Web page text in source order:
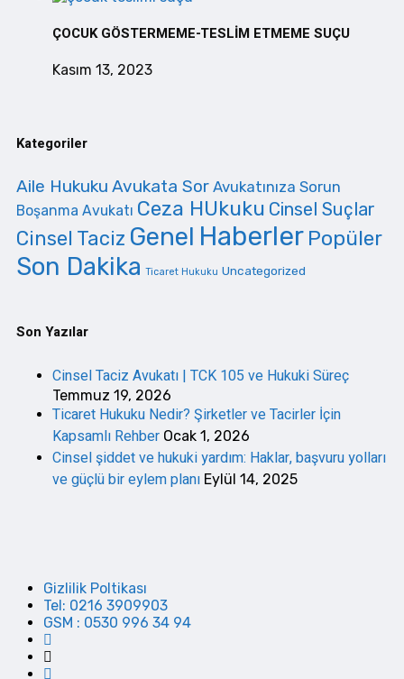
ÇOCUK GÖSTERMEME-TESLİM ETMEME SUÇU
Kasım 13, 2023
Kategoriler
Aile Hukuku Avukata Sor Avukatınıza Sorun
Boşanma Avukatı Ceza HUkuku Cinsel Suçlar
Cinsel Taciz Genel Haberler Popüler
Son Dakika Ticaret Hukuku Uncategorized
Son Yazılar
Cinsel Taciz Avukatı | TCK 105 ve Hukuki Süreç
Temmuz 19, 2026
Ticaret Hukuku Nedir? Şirketler ve Tacirler İçin
Kapsamlı Rehber Ocak 1, 2026
Cinsel şiddet ve hukuki yardım: Haklar, başvuru yolları
ve güçlü bir eylem planı Eylül 14, 2025
Gizlilik Poltikası
Tel: 0216 3909903
GSM : 0530 996 34 94